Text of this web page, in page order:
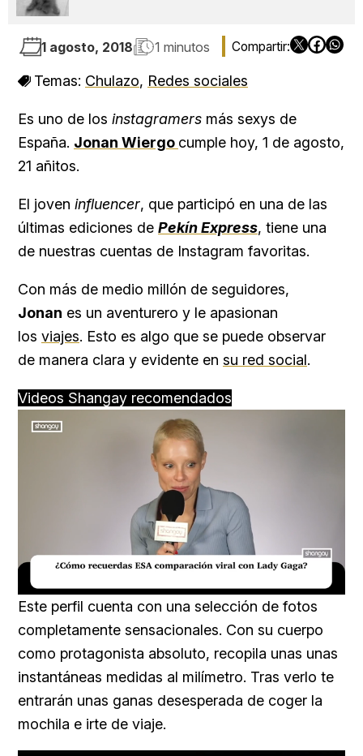
1 agosto, 2018 1 minutos
Temas: Chulazo, Redes sociales
Es uno de los instagramers más sexys de
España. Jonan Wiergo cumple hoy, 1 de agosto,
21 añitos.
El joven influencer, que participó en una de las
últimas ediciones de Pekín Express, tiene una
de nuestras cuentas de Instagram favoritas.
Con más de medio millón de seguidores,
Jonan es un aventurero y le apasionan
los viajes. Esto es algo que se puede observar
de manera clara y evidente en su red social.
Videos Shangay recomendados
Este perfil cuenta con una selección de fotos
completamente sensacionales. Con su cuerpo
como protagonista absoluto, recopila unas unas
instantáneas medidas al milímetro. Tras verlo te
entrarán unas ganas desesperada de coger la
mochila e irte de viaje.